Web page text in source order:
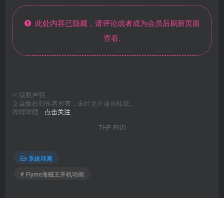
此处内容已隐藏，请评论或者成为会员后刷新页面
查看.
© 版权声明
文章版权归作者所有，未经允许请勿转载。
哔哩哔哩 : 点击关注
THE END
系统动画
# Flyme海贼王开机动画